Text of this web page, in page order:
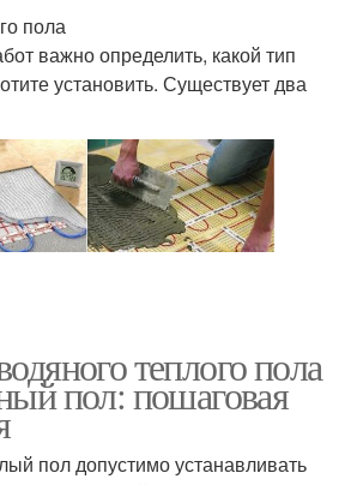
пола
важно определить, какой тип
установить. Существует два
теплого пола
пол: пошаговая
пол допустимо устанавливать